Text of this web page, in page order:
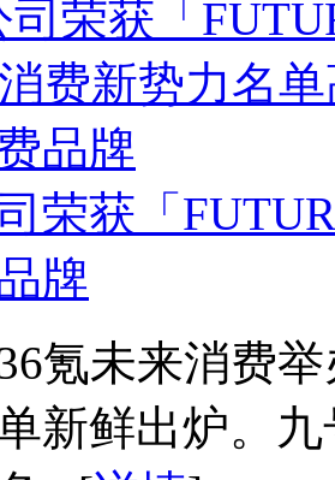
荣获「
牌
氪未来消费
新鲜出炉。